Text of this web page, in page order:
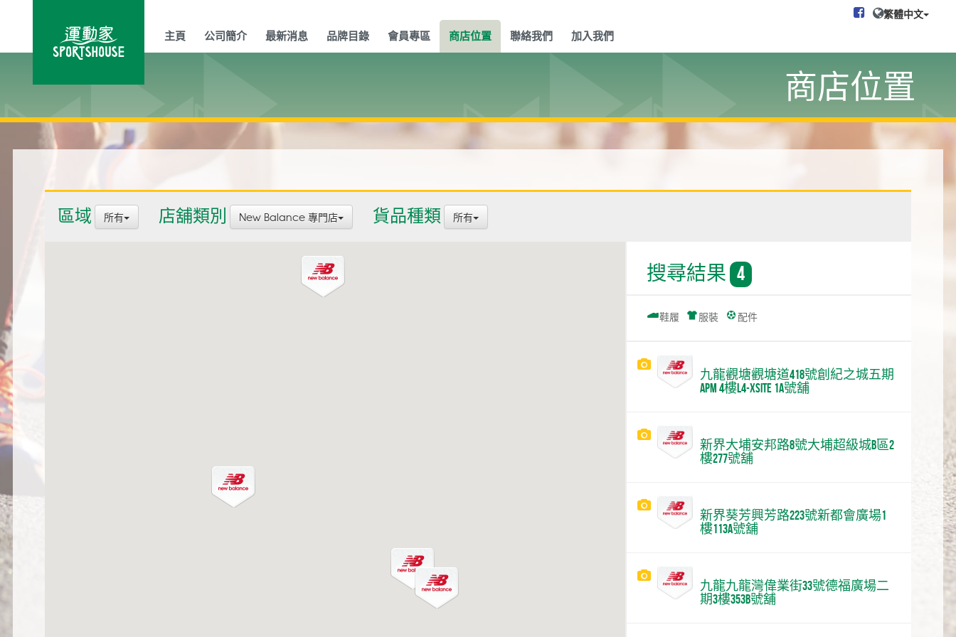
繁體中文
主頁 公司簡介 最新消息 品牌目錄 會員專區 商店位置 聯絡我們 加入我們
商店位置
區域 所有 店舖類別 New Balance 專門店 貨品種類 所有
搜尋結果 4
鞋履 服裝 配件
九龍觀塘觀塘道418號創紀之城五期
apm 4樓L4-Xsite 1a號舖
新界大埔安邦路8號大埔超級城B區2
樓277號舖
新界葵芳興芳路223號新都會廣場1
樓113A號舖
九龍九龍灣偉業街33號德福廣場二
期3樓353B號舖